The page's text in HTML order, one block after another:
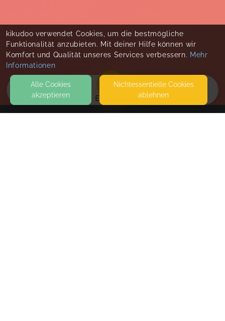
EVENTS
kikudoo verwendet Cookies, um die bestmögliche
Funktionalität anzubieten. Mit deiner Hilfe können wir
Komfort und Qualität unseres Services verbessern. Mehr
Informationen
Alle Cookies
akzeptieren
Nicht­essentielle Cookies
ablehnen